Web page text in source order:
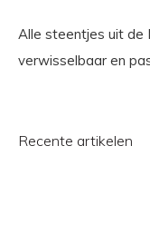
Alle steentjes uit de
verwisselbaar en
Recente artikelen